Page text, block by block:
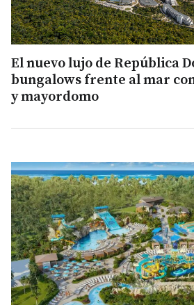
El nuevo lujo de República
bungalows frente al mar
y mayordomo